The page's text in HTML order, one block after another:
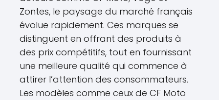
Zontes, le paysage du marché français
évolue rapidement. Ces marques se
distinguent en offrant des produits à
des prix compétitifs, tout en fournissant
une meilleure qualité qui commence à
attirer l’attention des consommateurs.
Les modèles comme ceux de CF Moto